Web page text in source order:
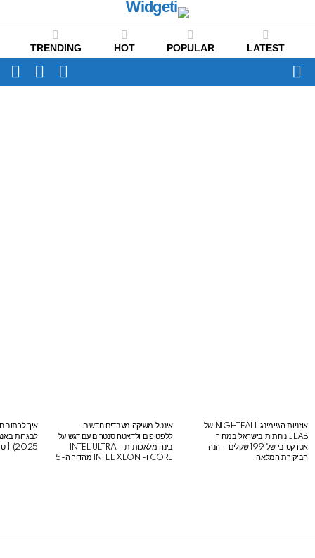
LATEST
POPULAR
HOT
TRENDING
Menu
SWITCH
SKIN
LATEST
STORIES
אוזניות הגיימינג NIGHTFALL של
JLAB נוחתות בישראל במחיר
אטרקטיבי של 199 שקלים – הנה
הביקורת המלאה
אינטל משיקה מעבדים חדשים
ללפטופים ולדאטה סנטרים עם דגש על
בינה מלאכותית – INTEL ULTRA
CORE ו- INTEL XEON מהדור ה-5
איך לכתוב
2025) | סיכום לבגרות באנגלית